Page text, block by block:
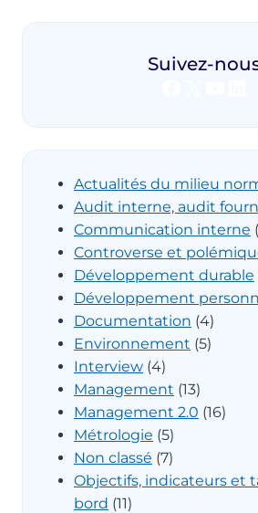
Suivez-
Actualités du milieu
Audit interne, audit
Communication interne
Controverse et
Développement durable
Développement
Documentation (4)
Environnement (5)
Interview (4)
Management (13)
Management 2.0 (16)
Métrologie (5)
Non classé (7)
Objectifs, indicateurs et
bord (11)